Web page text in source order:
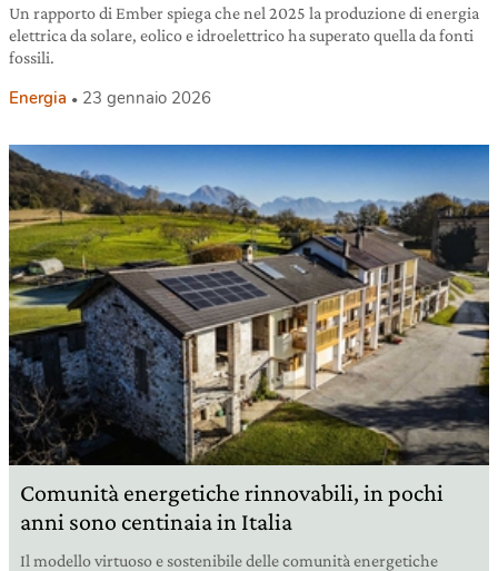
Un rapporto di Ember spiega che nel 2025 la produzione di energia
elettrica da solare, eolico e idroelettrico ha superato quella da fonti
fossili.
Energia 23 gennaio 2026
Comunità energetiche rinnovabili, in pochi
anni sono centinaia in Italia
Il modello virtuoso e sostenibile delle comunità energetiche